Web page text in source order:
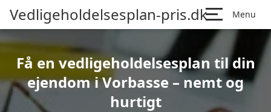
Vedligeholdelsesplan-pris.dk Menu
Få en vedligeholdelsesplan til din
ejendom i Vorbasse – nemt og
hurtigt